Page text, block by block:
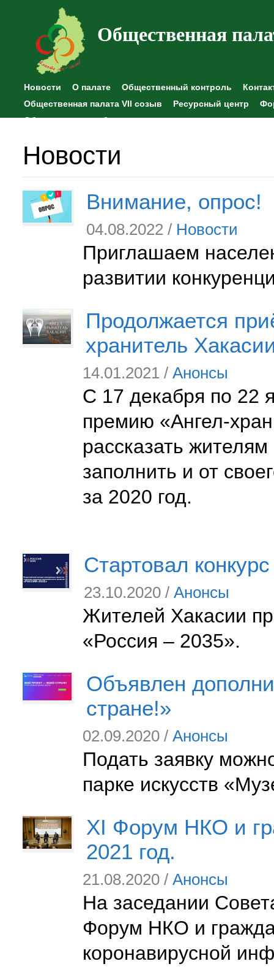
Общественная
Новости О палате Общественный контроль
Общественная палата VII созыв
Ресурсный центр
Общественные наблюдения
Новости
Внимание, опрос!
04.08.2022 / Новости
Приглашаем
развитии
Продолжается
хранитель
14.01.2021 / Анонсы
С 17 декабря по 22
премию «Ангел-
рассказать
заполнить и от
за 2020 год.
Стартовал
23.10.2020 / Анонсы
Жителей Хакасии
«Россия – 2035».
Объявлен
стране!»
02.09.2020 / Анонсы
Подать заявку
парке искусств
XI Форум НКО и
2021 год.
21.08.2020 / Анонсы
На заседании
Форум НКО и
коронавирусной